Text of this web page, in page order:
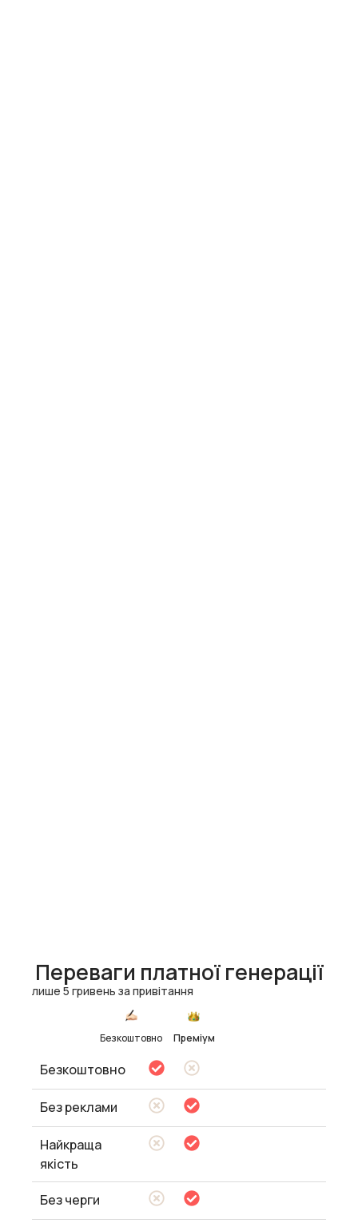
Переваги платної генерації
лише 5 гривень за привітання
Безкоштовно Преміум
Безкоштовно
Без реклами
Найкраща
якість
Без черги